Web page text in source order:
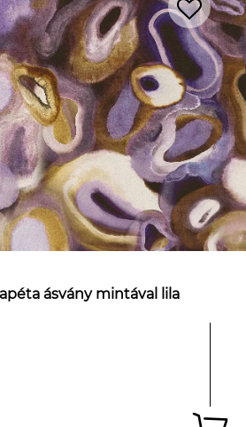
ásvány mintával lila